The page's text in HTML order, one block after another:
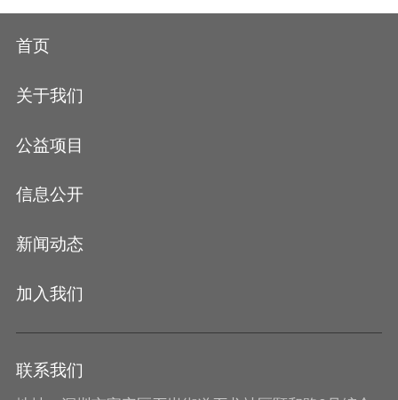
首页
关于我们
公益项目
信息公开
新闻动态
加入我们
联系我们